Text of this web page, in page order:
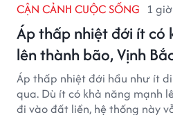
CẬN CẢNH CUỘC SỐNG 1
Áp thấp nhiệt đới ít có
lên thành bão, Vịnh
Áp thấp nhiệt đới hầu như ít
qua. Dù ít có khả năng mạnh
đi vào đất liền, hệ thống này